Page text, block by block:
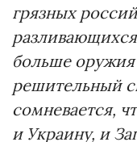
грязных
больше оружия
решительный
сомневается,
и Украину, и